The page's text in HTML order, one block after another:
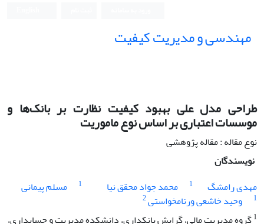
مهندسی و مدیریت کیفیت
طراحی مدل علی بهبود کیفیت نظارت بر بانک‌ها و
موسسات اعتباری بر اساس نوع ماموریت
نوع مقاله : مقاله پژوهشی
نویسندگان
مهدی رامشگ
1 محمد جواد محقق نیا 1 مسلم پیمانی
1 وحید خاشعی ورنامخواستی2
1گروه مدیریت مالی، گرایش بانکداری، دانشکده مدیریت و حسابداری،